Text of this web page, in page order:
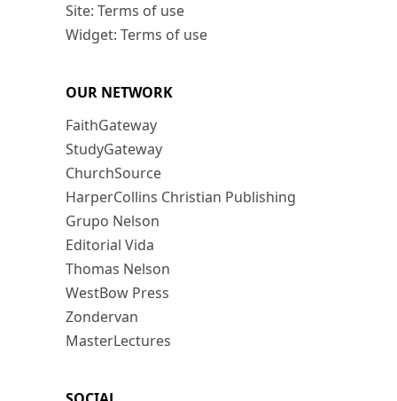
Site: Terms of use
Widget: Terms of use
OUR NETWORK
FaithGateway
StudyGateway
ChurchSource
HarperCollins Christian Publishing
Grupo Nelson
Editorial Vida
Thomas Nelson
WestBow Press
Zondervan
MasterLectures